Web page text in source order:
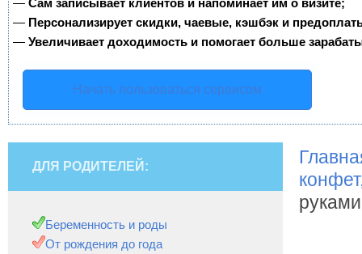
— Персонализирует скидки, чаевые, кэшбэк и
— Увеличивает доходимость и помогает больше
Начать пользоваться сервисом
руками
ДЛЯ РОДИТЕЛЕЙ:
Беременность и роды
От рождения до года